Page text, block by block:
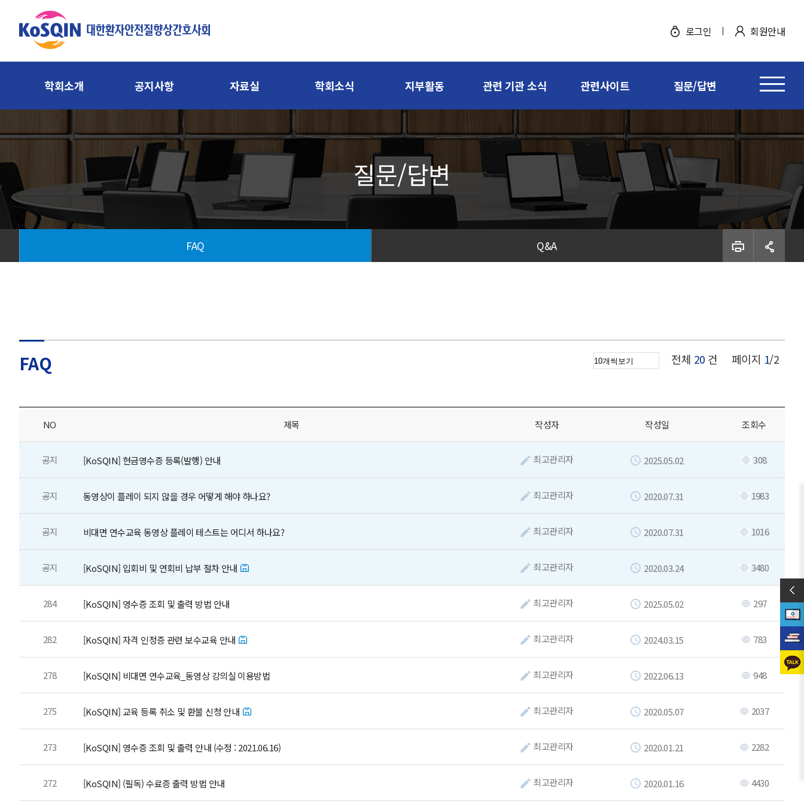
로그인 회원안내
학회소개 공지사항 자료실 학회소식 지부활동 관련 기관 소식 관련사이트 질문/답변
질문/답변
FAQ Q&A
FAQ 전체 20 건 페이지 1/2
NO 제목 작성자 작성일 조회수
공지 [KoSQIN] 현금영수증 등록(발행) 안내 최고관리자 2025.05.02 308
공지 동영상이 플레이 되지 않을 경우 어떻게 해야 하나요? 최고관리자 2020.07.31 1983
공지 비대면 연수교육 동영상 플레이 테스트는 어디서 하나요? 최고관리자 2020.07.31 1016
공지 [KoSQIN] 입회비 및 연회비 납부 절차 안내 최고관리자 2020.03.24 3480
284 [KoSQIN] 영수증 조회 및 출력 방법 안내 최고관리자 2025.05.02 297
282 [KoSQIN] 자격 인정증 관련 보수교육 안내 최고관리자 2024.03.15 783
278 [KoSQIN] 비대면 연수교육_동영상 강의실 이용방법 최고관리자 2022.06.13 948
275 [KoSQIN] 교육 등록 취소 및 환불 신청 안내 최고관리자 2020.05.07 2037
273 [KoSQIN] 영수증 조회 및 출력 안내 (수정 : 2021.06.16) 최고관리자 2020.01.21 2282
272 [KoSQIN] (필독) 수료증 출력 방법 안내 최고관리자 2020.01.16 4430